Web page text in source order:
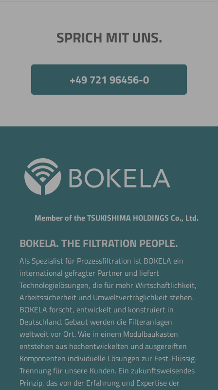
SPRICH MIT UNS.
+49 721 96456-0
Member of the TSUKISHIMA HOLDINGS Co., Ltd.
BOKELA. THE FILTRATION PEOPLE.
Als Spezialist für Prozessfiltration ist BOKELA ein
international gefragter Partner und liefert
Technologielösungen, die für mehr Wirtschaftlichkeit,
Arbeitssicherheit und Umweltverträglichkeit stehen.
BOKELA forscht, entwickelt und konstruiert in
Deutschland. Gebaut werden die Filteranlagen
weltweit vor Ort. Wie in einem Modulbaukasten
entstehen aus hochentwickelten und ausgereiften
Komponenten individuelle Lösungen zur Fest-Flüssig-
Trennung für unsere Kunden. Ein zukunftsweisendes
Prinzip, das von der Erfahrung und Expertise der